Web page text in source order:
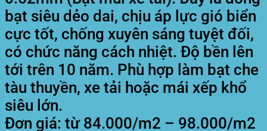
bạt siêu dẻo dai, chịu áp lực gió biển
cực tốt, chống xuyên sáng tuyệt đối,
có chức năng cách nhiệt. Độ bền lên
tới trên 10 năm. Phù hợp làm bạt che
tàu thuyền, xe tải hoặc mái xếp khổ
siêu lớn.
Đơn giá: từ 84.000/m2 – 98.000/m2